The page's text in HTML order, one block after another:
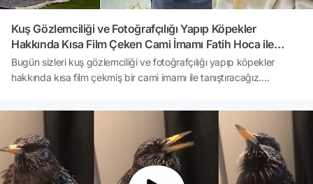
Kuş Gözlemciliği ve Fotoğrafçılığı Yapıp Köpekler
Hakkında Kısa Film Çeken Cami İmamı Fatih Hoca ile
Tanışın
Bugün sizleri kuş gözlemciliği ve fotoğrafçılığı yapıp köpekler
hakkında kısa film çekmiş bir cami imamı ile tanıştıracağız.
içeriğimize geçelim.